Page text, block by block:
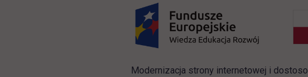
Modernizacja strony internetowej i